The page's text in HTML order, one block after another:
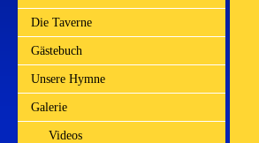
Die Taverne
Gästebuch
Unsere Hymne
Galerie
Videos